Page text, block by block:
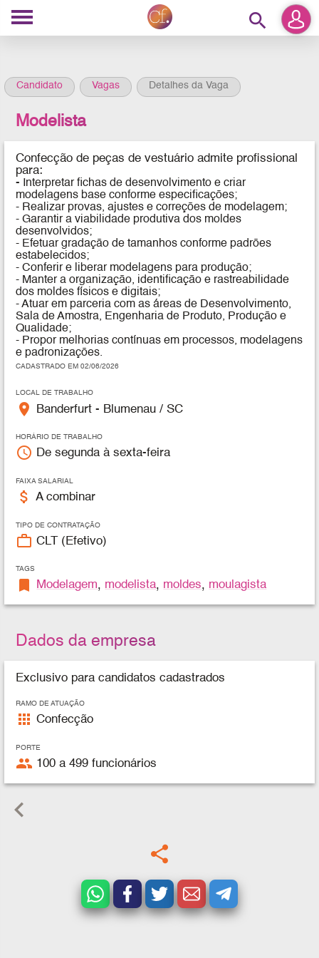
search
Candidato Vagas Detalhes da Vaga
Modelista
Confecção de peças de vestuário admite profissional
para:
- Interpretar fichas de desenvolvimento e criar
modelagens base conforme especificações;
- Realizar provas, ajustes e correções de modelagem;
- Garantir a viabilidade produtiva dos moldes
desenvolvidos;
- Efetuar gradação de tamanhos conforme padrões
estabelecidos;
- Conferir e liberar modelagens para produção;
- Manter a organização, identificação e rastreabilidade
dos moldes físicos e digitais;
- Atuar em parceria com as áreas de Desenvolvimento,
Sala de Amostra, Engenharia de Produto, Produção e
Qualidade;
- Propor melhorias contínuas em processos, modelagens
e padronizações.
CADASTRADO EM 02/06/2026
LOCAL DE TRABALHO
place Banderfurt - Blumenau / SC
HORÁRIO DE TRABALHO
access_time De segunda à sexta-feira
FAIXA SALARIAL
attach_money A combinar
TIPO DE CONTRATAÇÃO
work_outline CLT (Efetivo)
TAGS
bookmark Modelagem, modelista, moldes, moulagista
Dados da empresa
Exclusivo para candidatos cadastrados
RAMO DE ATUAÇÃO
apps Confecção
PORTE
people 100 a 499 funcionários
keyboard_arrow_left
share